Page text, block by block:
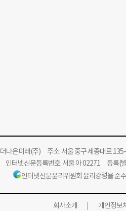
더나은미래(주)주소: 서울 중구 세종대로
인터넷신문등록번호: 서울 아 02271 등록(
인터넷신문윤리위원회 윤리강령을 준
회사소개 개인정보